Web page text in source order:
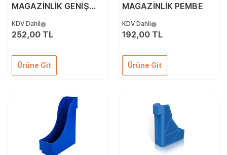
MAGAZİNLİK GENİŞ
KDV Dahil
252,00 TL
Ürüne Git
MAGAZİNLİK PEMBE
KDV Dahil
192,00 TL
Ürüne Git